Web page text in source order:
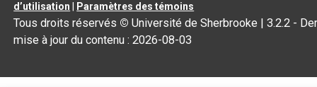
d’utilisation
Paramètres des témoins
Tous droits réservés © Université de Sherbrooke |3.2.2 -
mise à jour du contenu :2026-08-03